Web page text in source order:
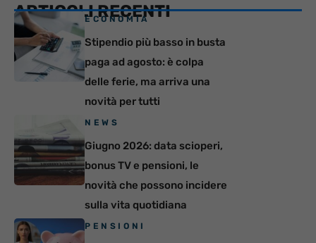
ARTICOLI RECENTI
ECONOMIA
Stipendio più basso in busta
paga ad agosto: è colpa
delle ferie, ma arriva una
novità per tutti
NEWS
Giugno 2026: data scioperi,
bonus TV e pensioni, le
novità che possono incidere
sulla vita quotidiana
PENSIONI